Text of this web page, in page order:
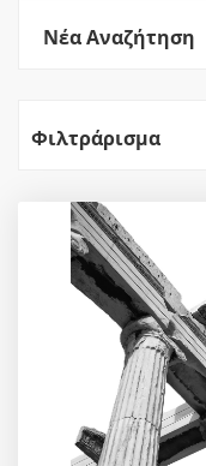
Νέα Αναζήτηση
Φιλτράρισμα